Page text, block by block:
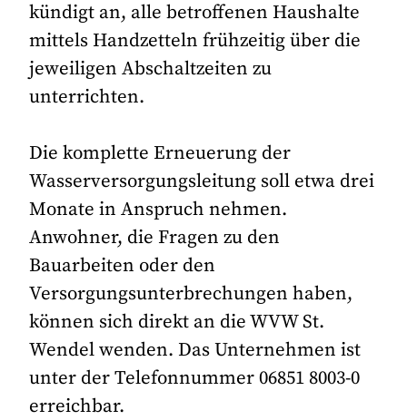
kündigt an, alle betroffenen Haushalte
mittels Handzetteln frühzeitig über die
jeweiligen Abschaltzeiten zu
unterrichten.
Die komplette Erneuerung der
Wasserversorgungsleitung soll etwa drei
Monate in Anspruch nehmen.
Anwohner, die Fragen zu den
Bauarbeiten oder den
Versorgungsunterbrechungen haben,
können sich direkt an die WVW St.
Wendel wenden. Das Unternehmen ist
unter der Telefonnummer 06851 8003-0
erreichbar.